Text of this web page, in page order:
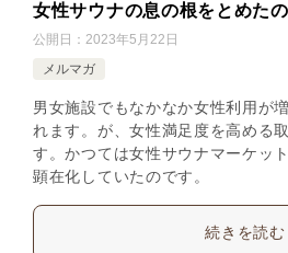
女性サウナの息の根をとめた
公開日： 2023年5月22日
メルマガ
男女施設でもなかなか女性利用が
れます。が、女性満足度を高める
す。かつては女性サウナマーケッ
顕在化していたのです。
続きを読む